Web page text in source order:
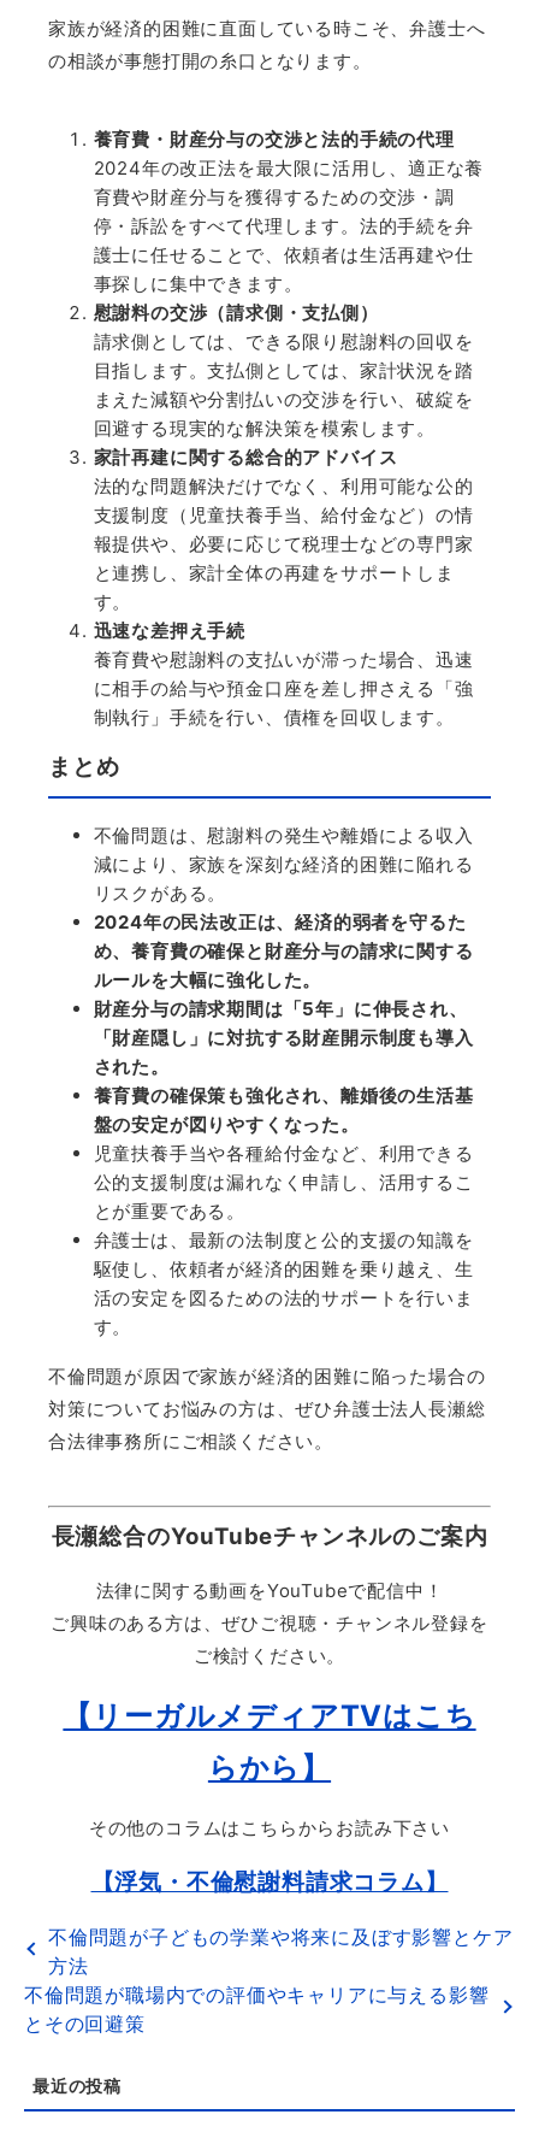
家族が経済的困難に直面している時こそ、弁護士へ
の相談が事態打開の糸口となります。
養育費・財産分与の交渉と法的手続の代理
2024年の改正法を最大限に活用し、適正な養
育費や財産分与を獲得するための交渉・調
停・訴訟をすべて代理します。法的手続を弁
護士に任せることで、依頼者は生活再建や仕
事探しに集中できます。
慰謝料の交渉（請求側・支払側）
請求側としては、できる限り慰謝料の回収を
目指します。支払側としては、家計状況を踏
まえた減額や分割払いの交渉を行い、破綻を
回避する現実的な解決策を模索します。
家計再建に関する総合的アドバイス
法的な問題解決だけでなく、利用可能な公的
支援制度（児童扶養手当、給付金など）の情
報提供や、必要に応じて税理士などの専門家
と連携し、家計全体の再建をサポートしま
す。
迅速な差押え手続
養育費や慰謝料の支払いが滞った場合、迅速
に相手の給与や預金口座を差し押さえる「強
制執行」手続を行い、債権を回収します。
まとめ
不倫問題は、慰謝料の発生や離婚による収入
減により、家族を深刻な経済的困難に陥れる
リスクがある。
2024年の民法改正は、経済的弱者を守るた
め、養育費の確保と財産分与の請求に関する
ルールを大幅に強化した。
財産分与の請求期間は「5年」に伸長され、
「財産隠し」に対抗する財産開示制度も導入
された。
養育費の確保策も強化され、離婚後の生活基
盤の安定が図りやすくなった。
児童扶養手当や各種給付金など、利用できる
公的支援制度は漏れなく申請し、活用するこ
とが重要である。
弁護士は、最新の法制度と公的支援の知識を
駆使し、依頼者が経済的困難を乗り越え、生
活の安定を図るための法的サポートを行いま
す。
不倫問題が原因で家族が経済的困難に陥った場合の
対策についてお悩みの方は、ぜひ弁護士法人長瀬総
合法律事務所にご相談ください。
長瀬総合のYouTubeチャンネルのご案内
法律に関する動画をYouTubeで配信中！
ご興味のある方は、ぜひご視聴・チャンネル登録を
ご検討ください。
【リーガルメディアTVはこち
らから】
その他のコラムはこちらからお読み下さい
【浮気・不倫慰謝料請求コラム】
不倫問題が子どもの学業や将来に及ぼす影響とケア
方法
不倫問題が職場内での評価やキャリアに与える影響
とその回避策